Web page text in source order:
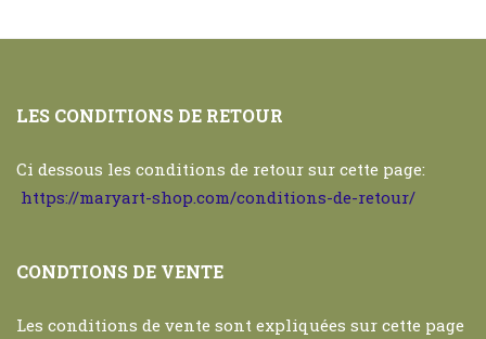
LES CONDITIONS DE RETOUR
Ci dessous les conditions de retour sur cette page:
https://maryart-shop.com/conditions-de-retour/
CONDTIONS DE VENTE
Les conditions de vente sont expliquées sur cette page